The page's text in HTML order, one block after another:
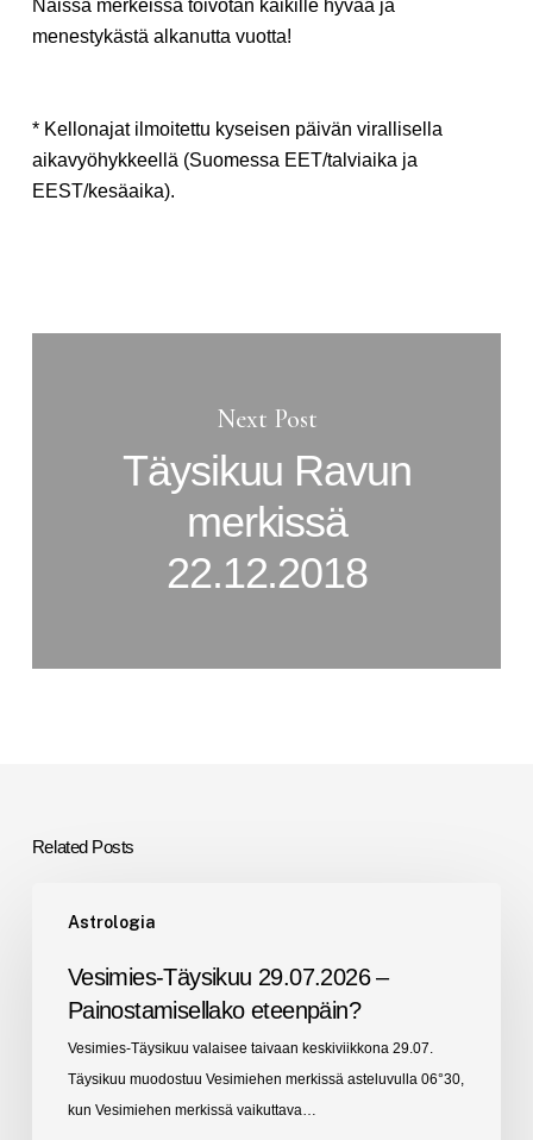
Näissä merkeissä toivotan kaikille hyvää ja
menestykästä alkanutta vuotta!
* Kellonajat ilmoitettu kyseisen päivän virallisella
aikavyöhykkeellä (Suomessa EET/talviaika ja
EEST/kesäaika).
Next Post
Täysikuu Ravun
merkissä
22.12.2018
Related Posts
Astrologia
Täysikuu
Painostamisellako
eteenpäin?
Vesimies-Täysikuu 29.07.2026 –
Painostamisellako eteenpäin?
Vesimies-Täysikuu valaisee taivaan keskiviikkona 29.07.
Täysikuu muodostuu Vesimiehen merkissä asteluvulla 06°30,
kun Vesimiehen merkissä vaikuttava…